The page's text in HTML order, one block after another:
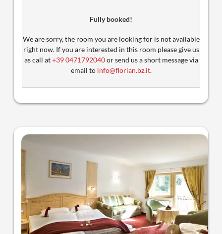
Fully booked!
We are sorry, the room you are looking for is not available
right now. If you are interested in this room please give us
as call at+39 0471792040or send us a short message via
email to info@florian.bz.it.